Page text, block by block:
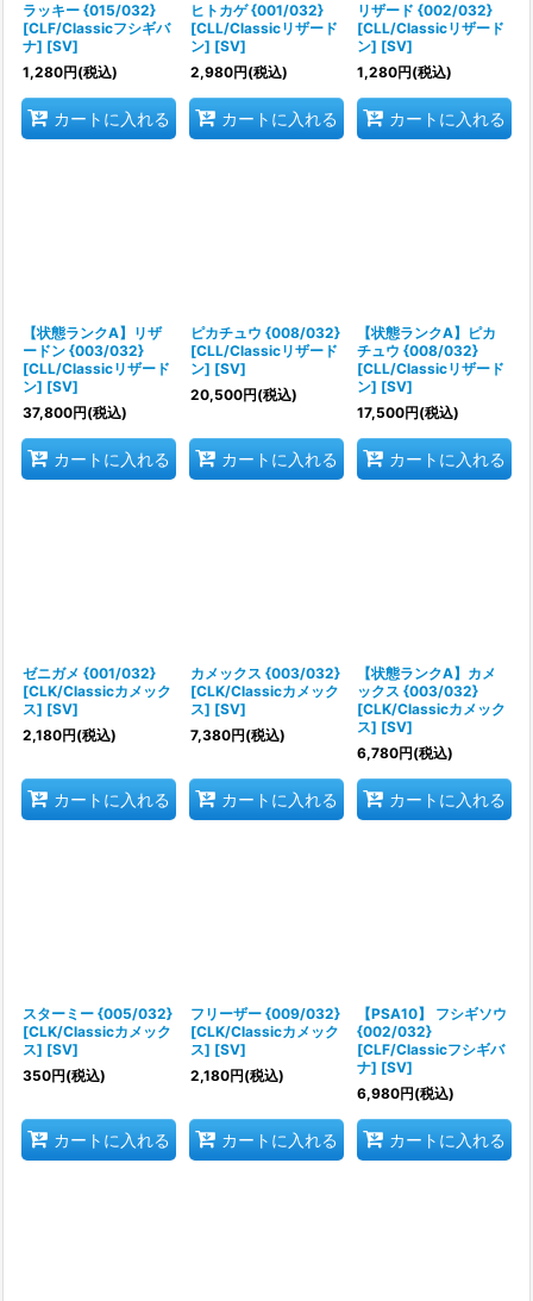
ラッキー {015/032}
[CLF/Classicフシギバ
ナ] [SV]
1,280円(税込)
カートに入れる
ヒトカゲ {001/032}
[CLL/Classicリザード
ン] [SV]
2,980円(税込)
カートに入れる
リザード {002/032}
[CLL/Classicリザード
ン] [SV]
1,280円(税込)
カートに入れる
【状態ランクA】リザ
ードン {003/032}
[CLL/Classicリザード
ン] [SV]
37,800円(税込)
カートに入れる
ピカチュウ {008/032}
[CLL/Classicリザード
ン] [SV]
20,500円(税込)
カートに入れる
【状態ランクA】ピカ
チュウ {008/032}
[CLL/Classicリザード
ン] [SV]
17,500円(税込)
カートに入れる
ゼニガメ {001/032}
[CLK/Classicカメック
ス] [SV]
2,180円(税込)
カートに入れる
カメックス {003/032}
[CLK/Classicカメック
ス] [SV]
7,380円(税込)
カートに入れる
【状態ランクA】カメ
ックス {003/032}
[CLK/Classicカメック
ス] [SV]
6,780円(税込)
カートに入れる
スターミー {005/032}
[CLK/Classicカメック
ス] [SV]
350円(税込)
カートに入れる
フリーザー {009/032}
[CLK/Classicカメック
ス] [SV]
2,180円(税込)
カートに入れる
【PSA10】 フシギソウ
{002/032}
[CLF/Classicフシギバ
ナ] [SV]
6,980円(税込)
カートに入れる